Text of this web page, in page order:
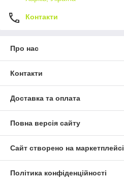
Контакти
Про нас
Контакти
Доставка та оплата
Повна версія сайту
Сайт створено на маркетплейсі
Політика конфіденційності